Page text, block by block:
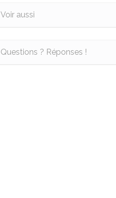
Voir aussi
Questions ? Réponses !